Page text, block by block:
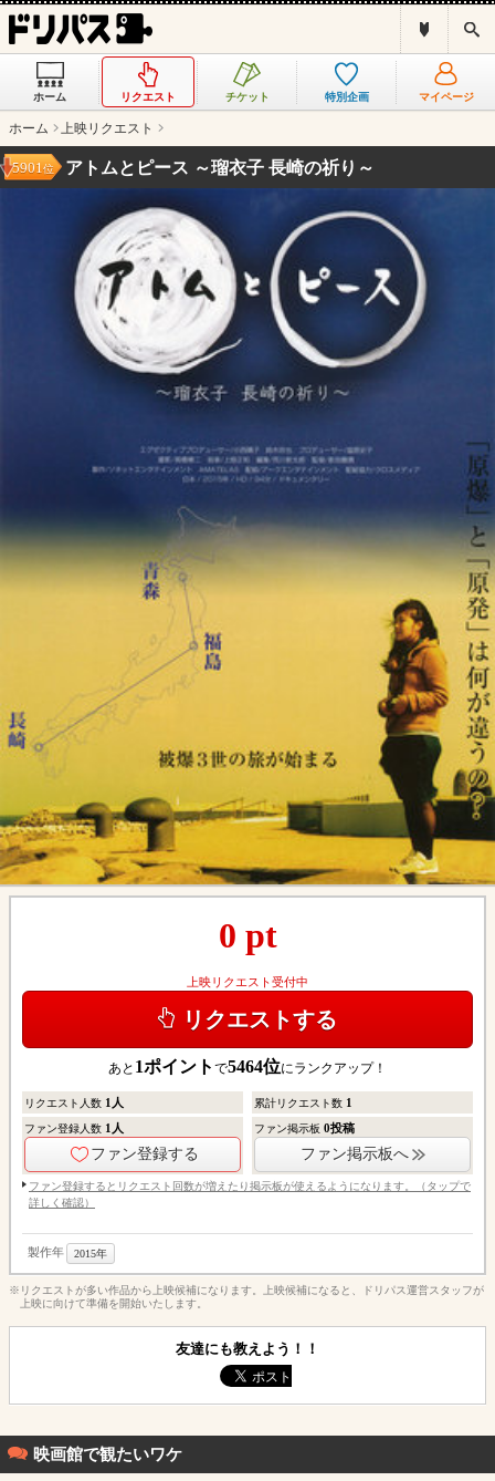
ス
ホーム リクエスト チケット 特別企画 マイページ
ホーム 上映リクエスト
アトムとピース ～瑠衣子 長崎の祈り～
5901位
0 pt
上映リクエスト受付中
リクエストする
あと 1ポイント で5464位にランクアップ！
リクエスト人数 1 人 累計リクエスト数 1
ファン登録人数 1 人
ファン登録する
ファン掲示板0投稿
ファン掲示板へ
ファン登録するとリクエスト回数が増えたり掲示板が使えるようになります。（タップで
詳しく確認）
製作年 2015年
※リクエストが多い作品から上映候補になります。上映候補になると、ドリパス運営スタッフが
上映に向けて準備を開始いたします。
友達にも教えよう！！
映画館で観たいワケ